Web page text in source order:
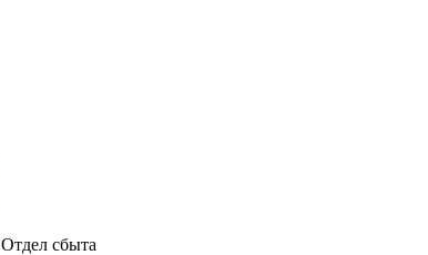
Отдел сбыта